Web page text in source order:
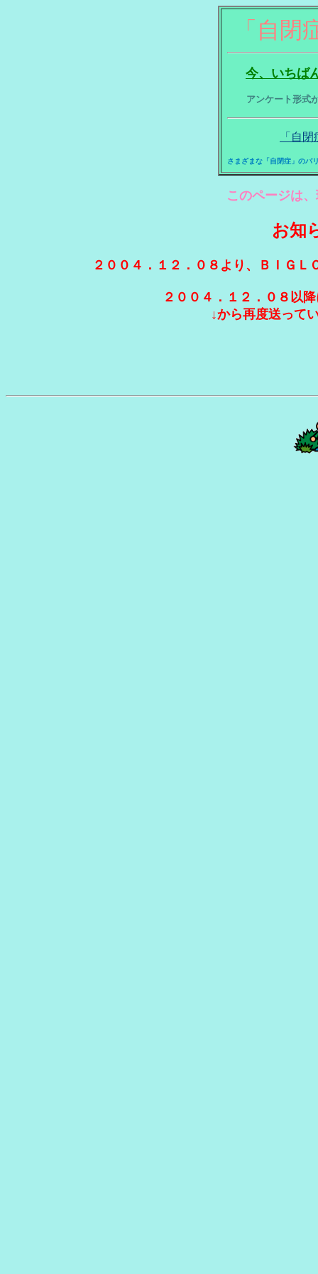
「自閉
今、いちば
アンケート形式
「自
さまざまな「自閉症」のバ
このページは
お知
２００４．１２．０８より、ＢＩＧ
２００４．１２．０８以
↓から再度送って